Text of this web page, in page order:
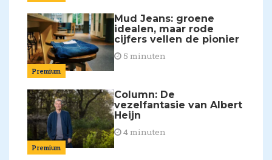
Premium
Mud Jeans: groene
idealen, maar rode
cijfers vellen de pionier
5 minuten
Premium
Column: De
vezelfantasie van Albert
Heijn
4 minuten